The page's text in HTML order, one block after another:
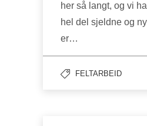
her så langt, og vi
hel del sjeldne og
er…
FELTARBEID